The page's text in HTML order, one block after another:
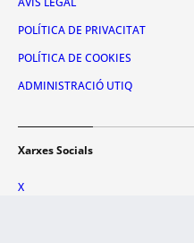
POLÍTICA DE PRIVACITAT
POLÍTICA DE COOKIES
ADMINISTRACIÓ UTIQ
Xarxes Socials
X